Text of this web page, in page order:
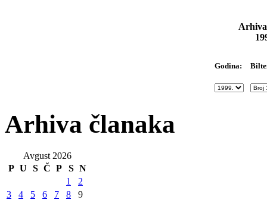
Godina:
Arhiva članaka
Avgust 2026
P U S Č P S N
1
2
3
4 5 6 7 8
9